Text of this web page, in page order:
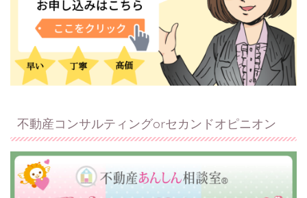
不動産コンサルティングorセカンドオピニオン